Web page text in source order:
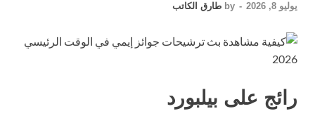
يوليو 8, 2026 -
by طارق الكاتب
رائج على بيلبورد